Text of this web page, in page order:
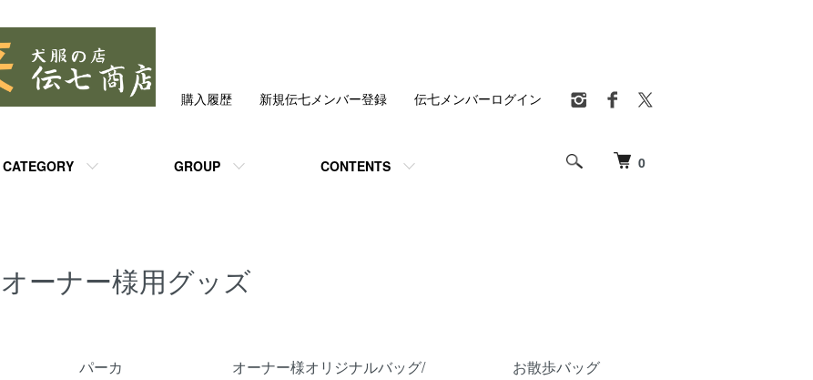
0
CATEGORY GROUP CONTENTS
購入履歴 新規伝七メンバー登録 伝七メンバーログイン
オーナー様用グッズ
パーカ
オーナー様オリジナルバッグ/
お散歩バッグ